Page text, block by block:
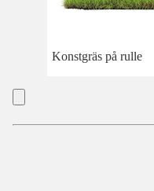
Konstgräs på rulle